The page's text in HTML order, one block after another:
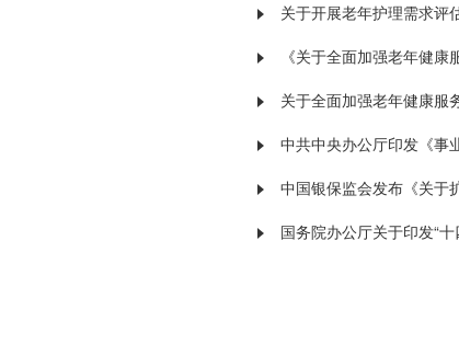
关于开展老年护理需求评
《关于全面加强老年健
关于全面加强老年健康服
中共中央办公厅印发《事
中国银保监会发布《关于
国务院办公厅关于印发“